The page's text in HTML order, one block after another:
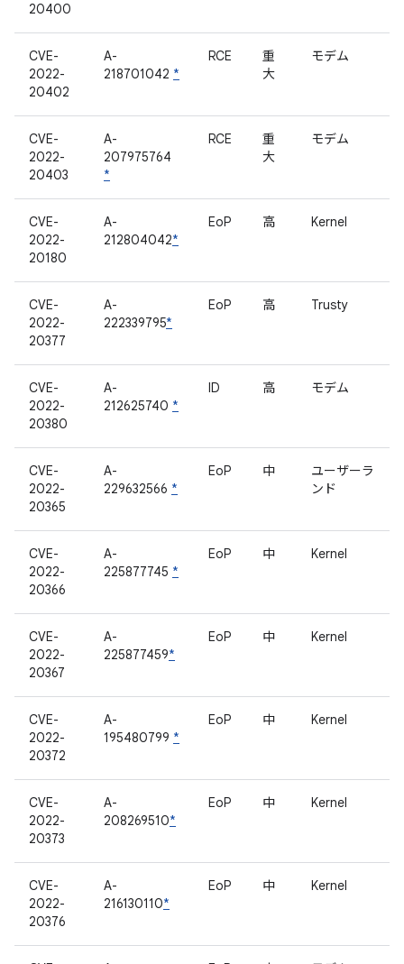
20400
CVE-
2022-
20402
A-
218701042 *
RCE
重
大
モデム
CVE-
2022-
20403
A-
207975764
*
RCE
重
大
モデム
CVE-
2022-
20180
A-
212804042*
EoP 高 Kernel
CVE-
2022-
20377
A-
222339795*
EoP 高 Trusty
CVE-
2022-
20380
A-
212625740 *
ID 高 モデム
CVE-
2022-
20365
A-
229632566 *
EoP 中
ユーザーラ
ンド
CVE-
2022-
20366
A-
225877745 *
EoP 中 Kernel
CVE-
2022-
20367
A-
225877459*
EoP 中 Kernel
CVE-
2022-
20372
A-
195480799 *
EoP 中 Kernel
CVE-
2022-
20373
A-
208269510*
EoP 中 Kernel
CVE-
2022-
20376
A-
216130110*
EoP 中 Kernel